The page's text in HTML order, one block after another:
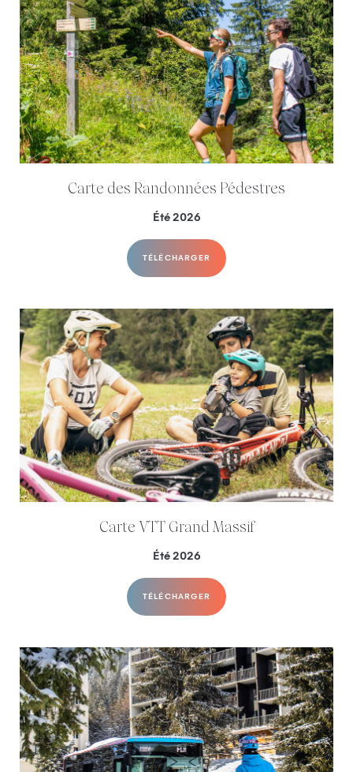
Carte des Randonnées Pédestres
Été 2026
TÉLÉCHARGER
Carte VTT Grand Massif
Été 2026
TÉLÉCHARGER